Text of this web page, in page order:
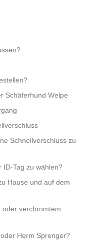
Schäferhund Welpe
Schnellverschluss zu
ID-Tag zu wählen?
Hause und auf dem
oder verchromtem
Herm Sprenger?